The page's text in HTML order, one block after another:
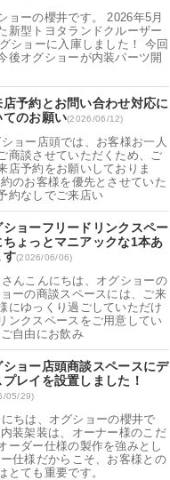
ョーの櫻井です。 2026年5月
新型トヨタランドクルーザー
ショーに入庫しました！ 今回
後オグショーが内装パーツ開
店予約とお問い合わせ対応に
てのお願い(2026/06/12)
ョー店頭では、お客様お一人
商談させていただくため、ご
店予約をお願いしておりま
のお客様を優先とさせていた
約なしでご来店い
ショーフリードリンクスペー
ちょっとマニアックな1本あ
す(2026/06/06)
んこんにちは、オグショーの
ーの商談スペースには、ご来
にゆっくり過ごしていただけ
ンクスペースをご用意してい
自由にお飲み
ショー店頭商談スペースにデ
プレイを設置しました！
05/29)
ちは、オグショーの櫻井で
装架装は、オーナー様のこだ
ーダー仕様の製作を強みとし
仕様だからこそ、お客様との
とても重要です。